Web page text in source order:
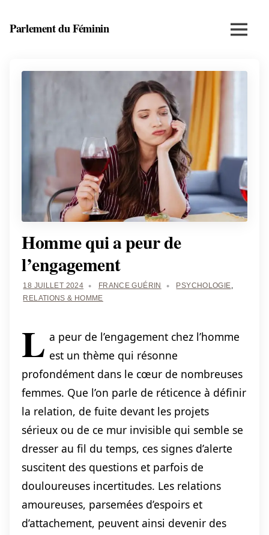
Parlement du Féminin
bien-
féminin
Menu
Homme qui a peur de
l’engagement
18 JUILLET 2024 FRANCE GUÉRIN PSYCHOLOGIE,
RELATIONS & HOMME
L a peur de l’engagement chez l’homme
est un thème qui résonne
profondément dans le cœur de nombreuses
femmes. Que l’on parle de réticence à définir
la relation, de fuite devant les projets
sérieux ou de ce mur invisible qui semble se
dresser au fil du temps, ces signes d’alerte
suscitent des questions et parfois de
douloureuses incertitudes. Les relations
amoureuses, parsemées d’espoirs et
d’attachement, peuvent ainsi devenir des